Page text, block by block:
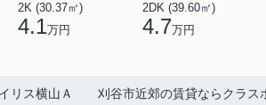
2K (30.37㎡)
4.1万円
2DK (39.60㎡)
4.7万円
リス横山Ａ 刈谷市近郊の賃貸ならクラス